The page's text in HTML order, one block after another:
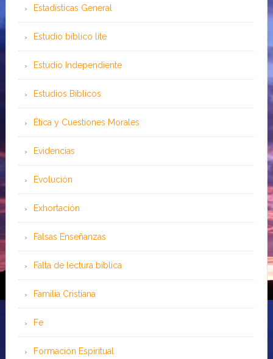
Estadísticas General
Estudio bíblico lite
Estudio Independiente
Estudios Bíblicos
Ética y Cuestiones Morales
Evidencias
Evolución
Exhortación
Falsas Enseñanzas
Falta de lectura bíblica
Familia Cristiana
Fe
Formación Espiritual